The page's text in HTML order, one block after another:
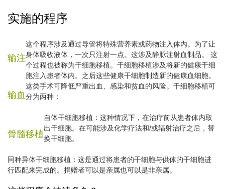
实施的程序
输注
这个程序涉及通过导管将特殊营养素或药物注入体内。为了让
身体吸收液体，一次只注射一点。
输血
这涉及静脉注射血制品。
骨髓移植
这
个过程也被称为干细胞移植。干细胞移植涉及将新的健康干细
胞注入患者体内。之后这些健康干细胞制造新的健康血细胞。
这类手术可降低严重出血、感染和贫血的风险。干细胞移植可
分为两种：
自体干细胞移植：这种情况下，在治疗前从患者体内取
出干细胞。在可能涉及化学疗法和/或辐射治疗之后，替
换干细胞。
同种异体干细胞移植：这是通过将患者的干细胞与供体的干细胞进
行匹配来完成的。捐赠者可以是亲属也可以是非亲属。